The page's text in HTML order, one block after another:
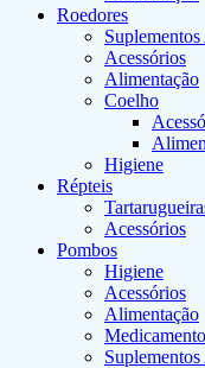
Roedores
Acessórios
Alimentação
Coelho
Higiene
Répteis
Acessórios
Pombos
Higiene
Acessórios
Alimentação